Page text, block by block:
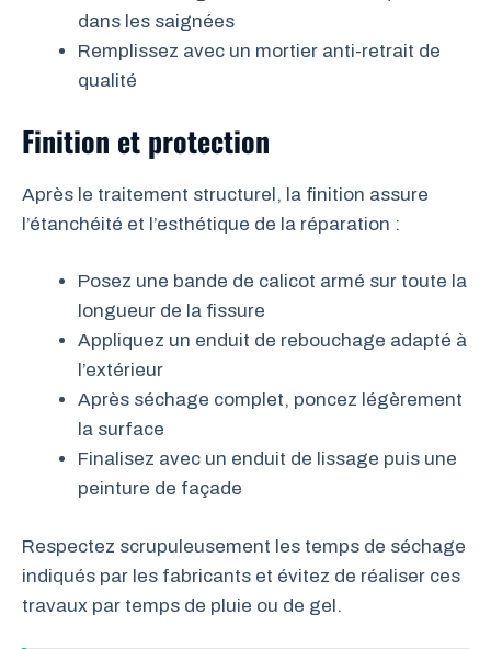
dans les saignées
Remplissez avec un mortier anti-retrait de
qualité
Finition et protection
Après le traitement structurel, la finition assure
l’étanchéité et l’esthétique de la réparation :
Posez une bande de calicot armé sur toute la
longueur de la fissure
Appliquez un enduit de rebouchage adapté à
l’extérieur
Après séchage complet, poncez légèrement
la surface
Finalisez avec un enduit de lissage puis une
peinture de façade
Respectez scrupuleusement les temps de séchage
indiqués par les fabricants et évitez de réaliser ces
travaux par temps de pluie ou de gel.